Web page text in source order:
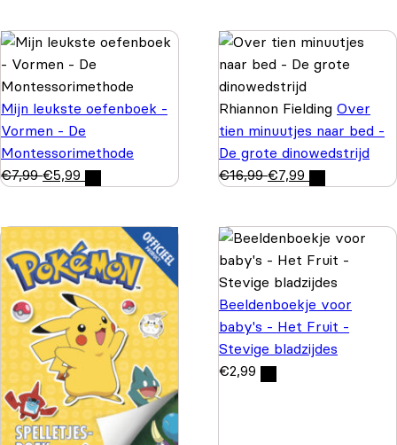
Mijn leukste oefenboek -
Vormen - De
Montessorimethode
€7,99 €5,99
Rhiannon Fielding Over
tien minuutjes naar bed -
De grote dinowedstrijd
€16,99 €7,99
Beeldenboekje voor
baby's - Het Fruit -
Stevige bladzijdes
€2,99